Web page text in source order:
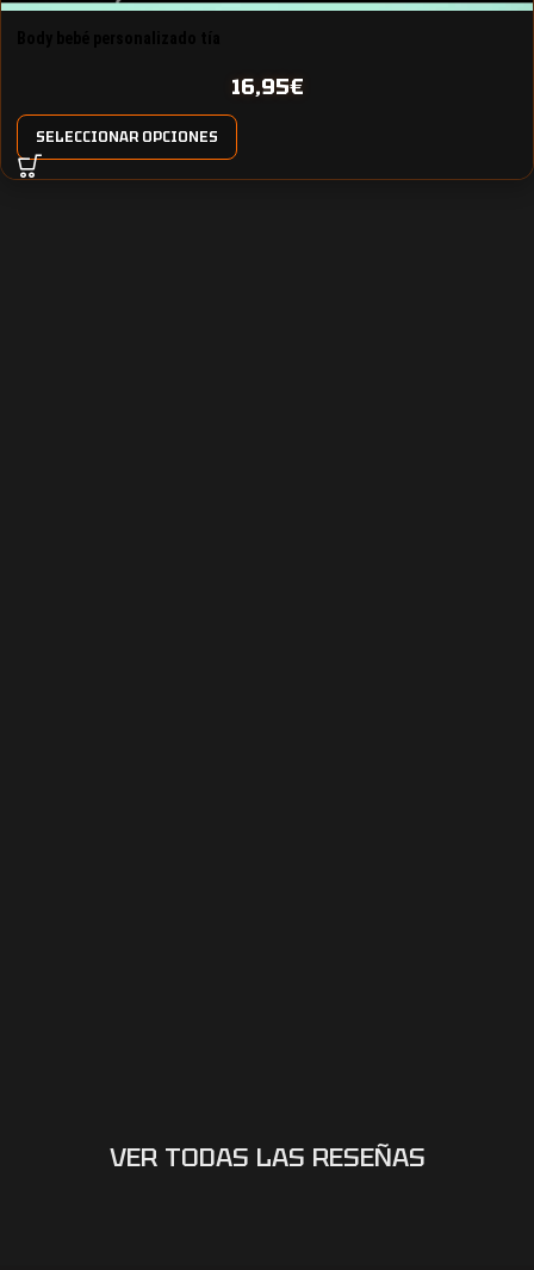
16,95€
SELECCIONAR OPCIONES
VER TODAS LAS RESEÑAS